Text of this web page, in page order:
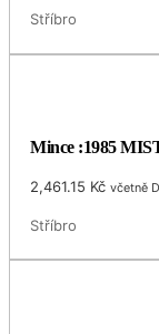
Stříbro
Mince :1985
2,461.15 Kč včetně
Stříbro